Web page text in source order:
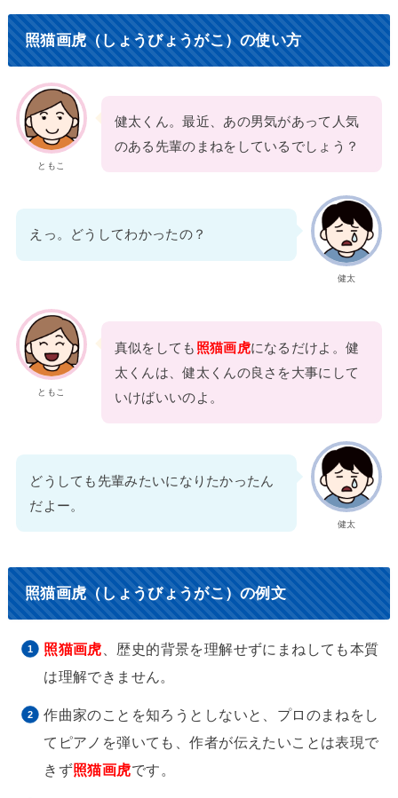
照猫画虎（しょうびょうがこ）の使い方
ともこ
健太くん。最近、あの男気があって人気
のある先輩のまねをしているでしょう？
健太
えっ。どうしてわかったの？
ともこ
真似をしても 照猫画虎になるだけよ。健
太くんは、健太くんの良さを大事にして
いけばいいのよ。
健太
どうしても先輩みたいになりたかったん
だよー。
照猫画虎（しょうびょうがこ）の例文
照猫画虎 、歴史的背景を理解せずにまねしても本質
は理解できません。
作曲家のことを知ろうとしないと、プロのまねをし
てピアノを弾いても、作者が伝えたいことは表現で
きず照猫画虎です。